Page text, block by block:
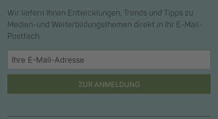
Wir liefern Ihnen Entwicklungen, Trends und Tipps zu
Medien-und Weiterbildungsthemen direkt in Ihr E-Mail-
Postfach.
ZUR ANMELDUNG